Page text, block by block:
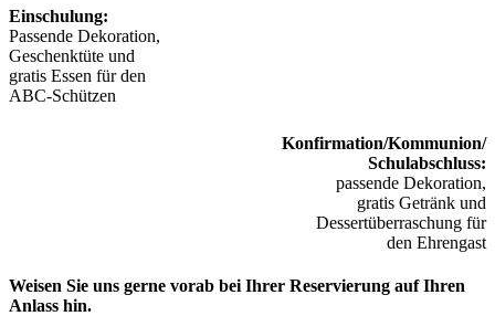
Einschulung:
Passende Dekoration,
Geschenktüte und
gratis Essen für den
ABC-Schützen
Konfirmation/Kommunion/
Schulabschluss:
passende Dekoration,
gratis Getränk und
Dessertüberraschung für
den Ehrengast
Weisen Sie uns gerne vorab bei Ihrer Reservierung auf Ihren
Anlass hin.